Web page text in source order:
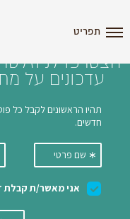
תפריט
הצטרפו
עדכונים על